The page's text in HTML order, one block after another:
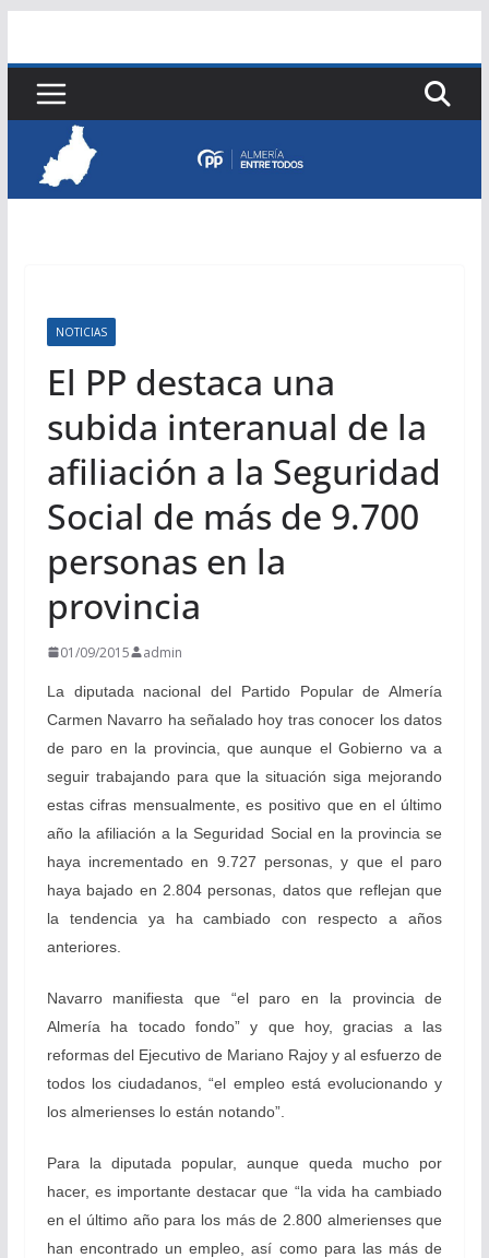
contenido
NOTICIAS
El PP destaca una
subida interanual de la
afiliación a la Seguridad
Social de más de 9.700
personas en la
provincia
01/09/2015 admin
La diputada nacional del Partido Popular de Almería
Carmen Navarro ha señalado hoy tras conocer los datos
de paro en la provincia, que aunque el Gobierno va a
seguir trabajando para que la situación siga mejorando
estas cifras mensualmente, es positivo que en el último
año la afiliación a la Seguridad Social en la provincia se
haya incrementado en 9.727 personas, y que el paro
haya bajado en 2.804 personas, datos que reflejan que
la tendencia ya ha cambiado con respecto a años
anteriores.
Navarro manifiesta que “el paro en la provincia de
Almería ha tocado fondo” y que hoy, gracias a las
reformas del Ejecutivo de Mariano Rajoy y al esfuerzo de
todos los ciudadanos, “el empleo está evolucionando y
los almerienses lo están notando”.
Para la diputada popular, aunque queda mucho por
hacer, es importante destacar que “la vida ha cambiado
en el último año para los más de 2.800 almerienses que
han encontrado un empleo, así como para las más de